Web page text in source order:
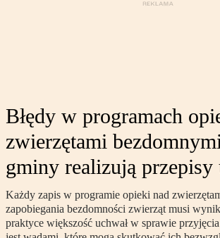
Błędy w programach
zwierzętami
gminy realizują przepisy
Każdy zapis w programie opieki nad
zapobiegania bezdomności zwierząt musi
praktyce większość uchwał w sprawie